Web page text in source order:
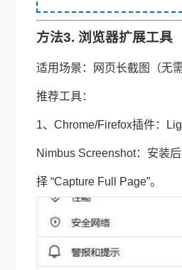
方法3. 浏览器扩展工具
适用场景：网页长截图（无
推荐工具：
1、Chrome/Firefox插件：
Nimbus Screenshot：安装
择 “Capture Full Page”。